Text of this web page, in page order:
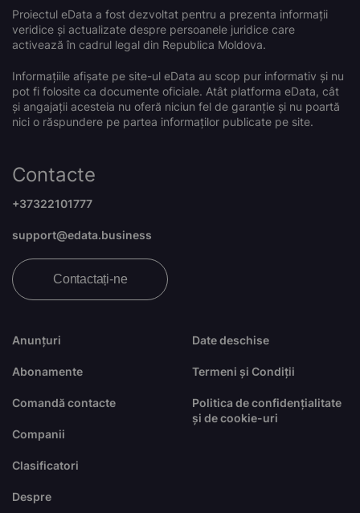
Proiectul eData a fost dezvoltat pentru a prezenta informații
veridice și actualizate despre persoanele juridice care
activează în cadrul legal din Republica Moldova.
Informațiile afișate pe site-ul eData au scop pur informativ și nu
pot fi folosite ca documente oficiale. Atât platforma eData, cât
și angajații acesteia nu oferă niciun fel de garanție și nu poartă
nici o răspundere pe partea informaților publicate pe site.
Anunțuri
Abonamente
Comandă contacte
Companii
Clasificatori
Despre
Date deschise
Termeni și Condiții
Politica de confidențialitate
și de cookie-uri
Contacte
+37322101777
support@edata.business
Contactați-ne